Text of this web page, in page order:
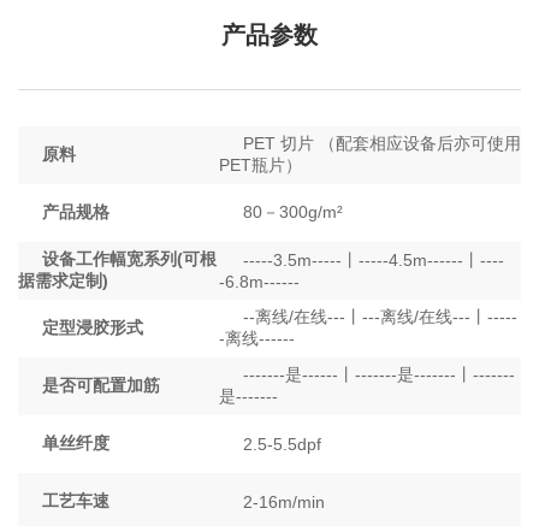
产品参数
原料
PET 切片 （配套相应设备后亦可使用
PET瓶片）
产品规格 80－300g/m²
设备工作幅宽系列(可根
据需求定制)
-----3.5m-----丨-----4.5m------丨----
-6.8m------
定型浸胶形式
--离线/在线---丨---离线/在线---丨-----
-离线------
是否可配置加筋
-------是------丨-------是-------丨-------
是-------
单丝纤度 2.5-5.5dpf
工艺车速 2-16m/min